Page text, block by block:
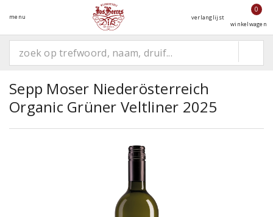
menu verlanglijst
0
winkelwagen
Sepp Moser Niederösterreich
Organic Grüner Veltliner 2025